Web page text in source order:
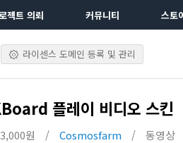
젝트 의뢰 커뮤니티 스토
라이센스 도메인 등록 및 관리
플레이 비디오 스킨
원 / Cosmosfarm / 동영상